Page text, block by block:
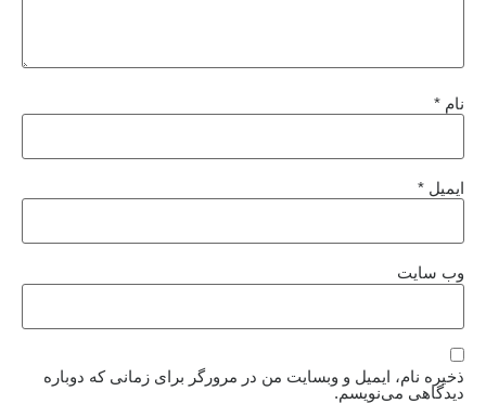
نام *
ایمیل *
وب‌ سایت
ذخیره نام، ایمیل و وبسایت من در مرورگر برای زمانی که دوباره
دیدگاهی می‌نویسم.